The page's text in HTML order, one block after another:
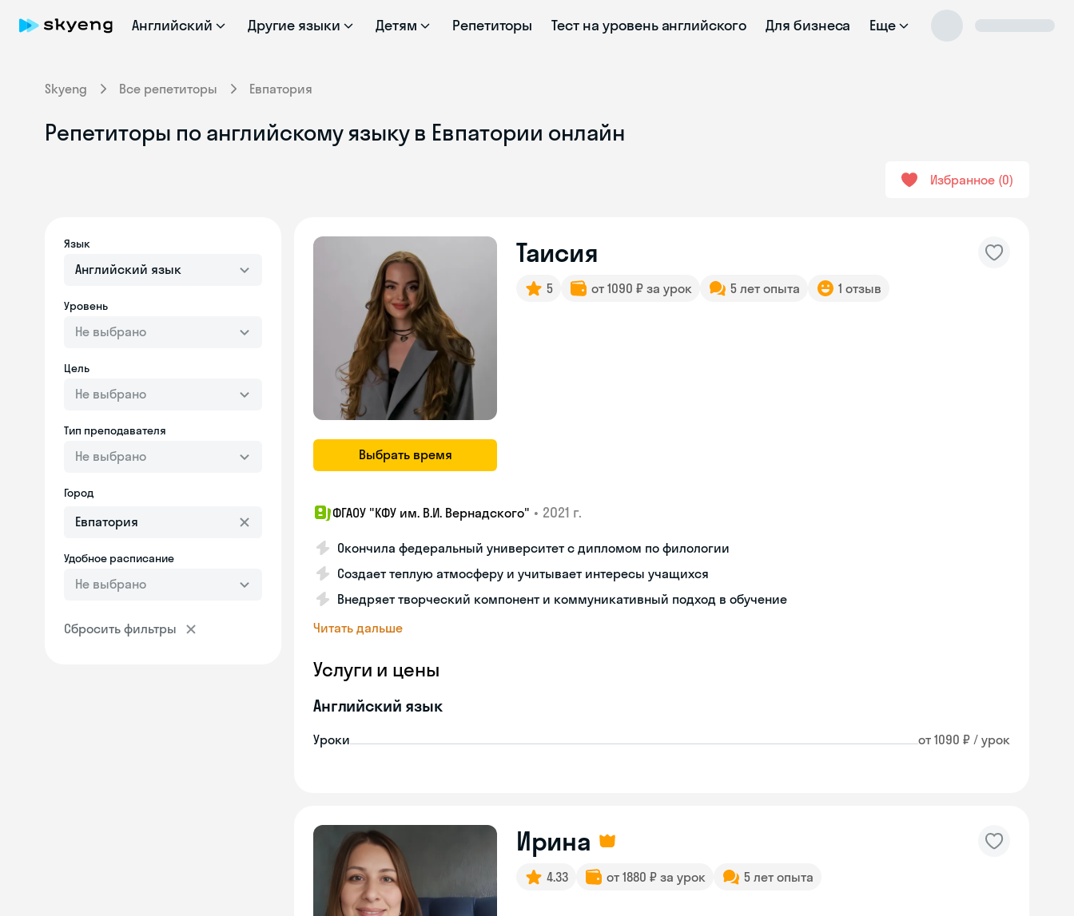
Английский Другие языки Детям Репетиторы Тест на уровень английского Для бизнеса Еще
Skyeng Все репетиторы Евпатория
Репетиторы по английскому языку в Евпатории онлайн
Избранное 0
Язык
Английский язык
Уровень
Не выбрано
Цель
Не выбрано
Тип преподавателя
Не выбрано
Город
Удобное расписание
Не выбрано
Сбросить фильтры
Выбрать время
Таисия
5 от 1090 ₽ за урок 5 лет опыта 1 отзыв
ФГАОУ "КФУ им. В.И. Вернадского" • 2021 г.
Окончила федеральный университет с дипломом по филологии
Создает теплую атмосферу и учитывает интересы учащихся
Внедряет творческий компонент и коммуникативный подход в обучение
Читать дальше
Услуги и цены
Английский язык
Уроки от 1090 ₽ / урок
Ирина
4.33 от 1880 ₽ за урок 5 лет опыта